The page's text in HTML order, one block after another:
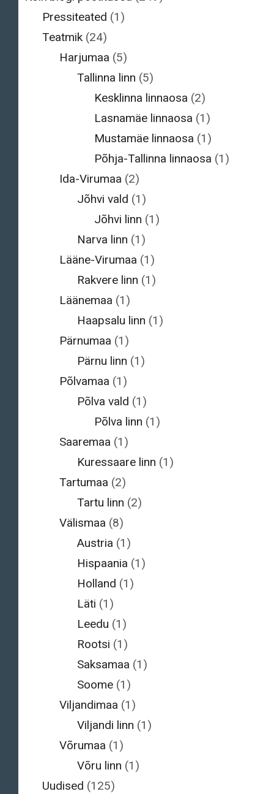
Pressiteated (1)
Teatmik(24)
Harjumaa (5)
Tallinna linn (5)
Kesklinna linnaosa (2)
Lasnamäe linnaosa (1)
Mustamäe linnaosa (1)
Põhja-Tallinna linnaosa (1)
Ida-Virumaa (2)
Jõhvi vald (1)
Jõhvi linn (1)
Narva linn (1)
Lääne-Virumaa (1)
Rakvere linn (1)
Läänemaa (1)
Haapsalu linn (1)
Pärnumaa (1)
Pärnu linn (1)
Põlvamaa (1)
Põlva vald (1)
Põlva linn (1)
Saaremaa (1)
Kuressaare linn (1)
Tartumaa (2)
Tartu linn (2)
Välismaa (8)
Austria (1)
Hispaania (1)
Holland (1)
Läti (1)
Leedu (1)
Rootsi (1)
Saksamaa (1)
Soome(1)
Viljandimaa (1)
Viljandi linn (1)
Võrumaa (1)
Võru linn (1)
Uudised (125)